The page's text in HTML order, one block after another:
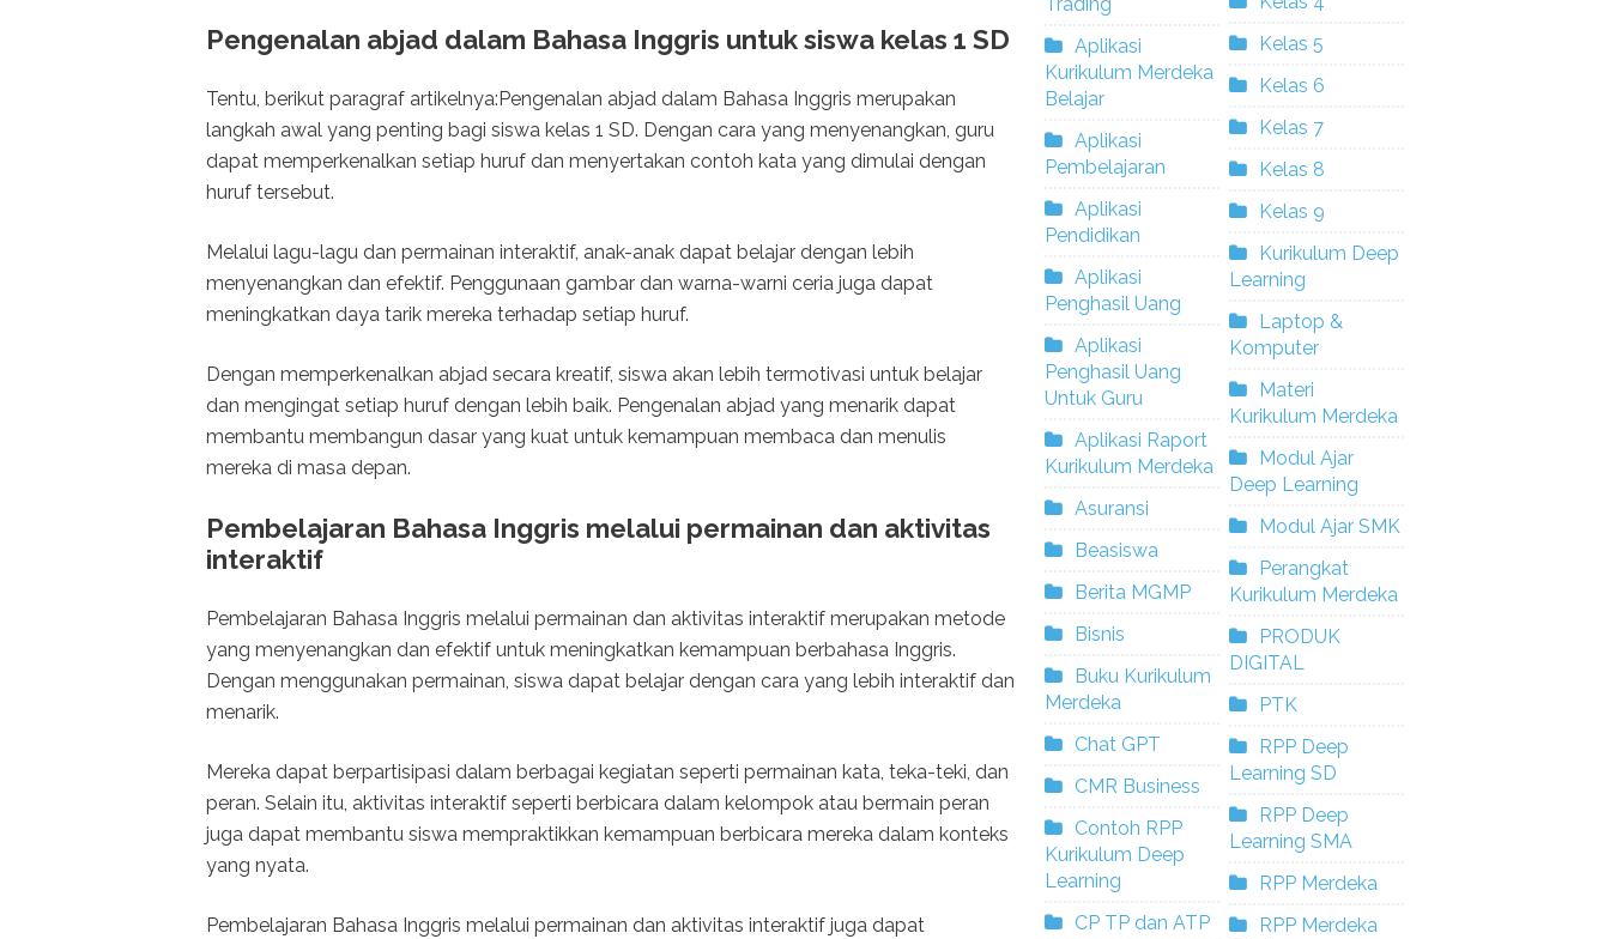
Pengenalan abjad dalam Bahasa Inggris untuk siswa kelas 1 SD
Tentu, berikut paragraf artikelnya:Pengenalan abjad dalam Bahasa Inggris merupakan
langkah awal yang penting bagi siswa kelas 1 SD. Dengan cara yang menyenangkan, guru
dapat memperkenalkan setiap huruf dan menyertakan contoh kata yang dimulai dengan
huruf tersebut.
Melalui lagu-lagu dan permainan interaktif, anak-anak dapat belajar dengan lebih
menyenangkan dan efektif. Penggunaan gambar dan warna-warni ceria juga dapat
meningkatkan daya tarik mereka terhadap setiap huruf.
Dengan memperkenalkan abjad secara kreatif, siswa akan lebih termotivasi untuk belajar
dan mengingat setiap huruf dengan lebih baik. Pengenalan abjad yang menarik dapat
membantu membangun dasar yang kuat untuk kemampuan membaca dan menulis
mereka di masa depan.
Pembelajaran Bahasa Inggris melalui permainan dan aktivitas
interaktif
Pembelajaran Bahasa Inggris melalui permainan dan aktivitas interaktif merupakan metode
yang menyenangkan dan efektif untuk meningkatkan kemampuan berbahasa Inggris.
Dengan menggunakan permainan, siswa dapat belajar dengan cara yang lebih interaktif dan
menarik.
Mereka dapat berpartisipasi dalam berbagai kegiatan seperti permainan kata, teka-teki, dan
peran. Selain itu, aktivitas interaktif seperti berbicara dalam kelompok atau bermain peran
juga dapat membantu siswa mempraktikkan kemampuan berbicara mereka dalam konteks
yang nyata.
Pembelajaran Bahasa Inggris melalui permainan dan aktivitas interaktif juga dapat
Aplikasi
Kurikulum Merdeka
Belajar
Aplikasi
Pembelajaran
Aplikasi
Pendidikan
Aplikasi
Penghasil Uang
Aplikasi
Penghasil Uang
Untuk Guru
Aplikasi Raport
Kurikulum Merdeka
Asuransi
Beasiswa
Berita MGMP
Bisnis
Buku Kurikulum
Merdeka
Chat GPT
CMR Business
Contoh RPP
Kurikulum Deep
Learning
CP TP dan ATP
Kelas 5
Kelas 6
Kelas 7
Kelas 8
Kelas 9
Kurikulum Deep
Learning
Laptop &
Komputer
Materi
Kurikulum Merdeka
Modul Ajar
Deep Learning
Modul Ajar SMK
Perangkat
Kurikulum Merdeka
PRODUK
DIGITAL
PTK
RPP Deep
Learning SD
RPP Deep
Learning SMA
RPP Merdeka
RPP Merdeka